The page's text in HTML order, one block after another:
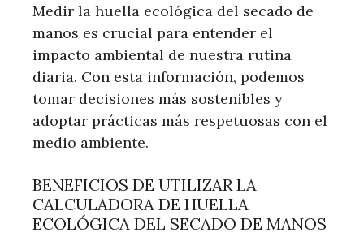
Medir la huella ecológica del secado de
manos es crucial para entender el
impacto ambiental de nuestra rutina
diaria. Con esta información, podemos
tomar decisiones más sostenibles y
adoptar prácticas más respetuosas con el
medio ambiente.
BENEFICIOS DE UTILIZAR LA
CALCULADORA DE HUELLA
ECOLÓGICA DEL SECADO DE MANOS